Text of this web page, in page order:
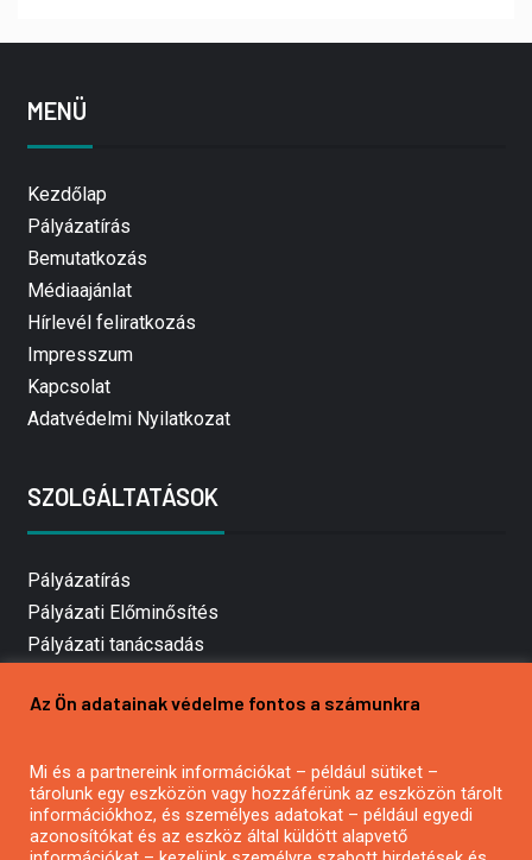
MENÜ
Kezdőlap
Pályázatírás
Bemutatkozás
Médiaajánlat
Hírlevél feliratkozás
Impresszum
Kapcsolat
Adatvédelmi Nyilatkozat
SZOLGÁLTATÁSOK
Pályázatírás
Pályázati Előminősítés
Pályázati tanácsadás
Mezőgazdasági pályázatírás
Pályázatírás civil szervezeteknek
Pályázatírás önkormányzatoknak
Pályázatfigyelés
Az Ön adatainak védelme fontos a számunkra
Mi és a partnereink információkat – például sütiket –
tárolunk egy eszközön vagy hozzáférünk az eszközön tárolt
információkhoz, és személyes adatokat – például egyedi
azonosítókat és az eszköz által küldött alapvető